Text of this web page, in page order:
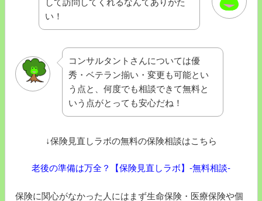
い！
コンサルタントさんについては優
秀・ベテラン揃い・変更も可能とい
う点と、何度でも相談できて無料と
いう点がとっても安心だね！
↓保険見直しラボの無料の保険相談はこちら
老後の準備は万全？【保険見直しラボ】-無料相談-
保険に関心がなかった人にはまず生命保険・医療保険や個